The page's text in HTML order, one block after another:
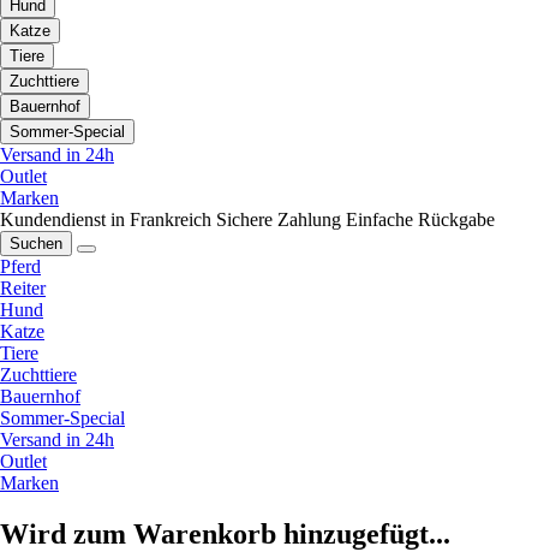
Hund
Katze
Tiere
Zuchttiere
Bauernhof
Sommer-Special
Versand in 24h
Outlet
Marken
Kundendienst in Frankreich Sichere Zahlung Einfache Rückgabe
Suchen
Pferd
Reiter
Hund
Katze
Tiere
Zuchttiere
Bauernhof
Sommer-Special
Versand in 24h
Outlet
Marken
Wird zum Warenkorb hinzugefügt...